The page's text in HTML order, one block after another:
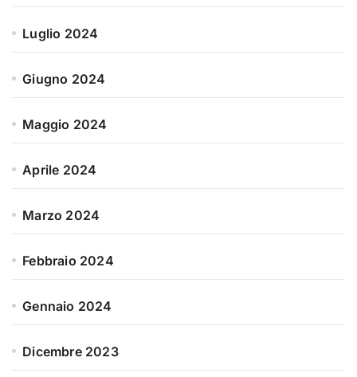
Luglio 2024
Giugno 2024
Maggio 2024
Aprile 2024
Marzo 2024
Febbraio 2024
Gennaio 2024
Dicembre 2023